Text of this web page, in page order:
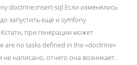
doctrine:insert-sql Если изменялись
запустить ещё и symfony
при генерации может
are no tasks defined in the «doctrine»
не написано, отчего она возникает.